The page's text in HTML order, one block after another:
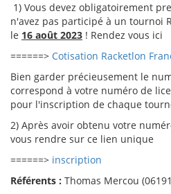
1) Vous devez obligatoirement
n'avez pas participé à un tournoi
le 16 août 2023 ! Rendez vous ici
======> Cotisation Racketlon
Bien garder précieusement le
correspond à votre numéro de
pour l'inscription de chaque
2) Après avoir obtenu votre
vous rendre sur ce lien unique
======> inscription
Référents : Thomas Mercou